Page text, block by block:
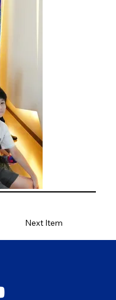
Next Item